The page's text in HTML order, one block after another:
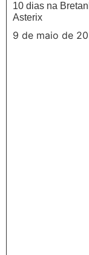
10 dias na
Asterix
9 de maio de